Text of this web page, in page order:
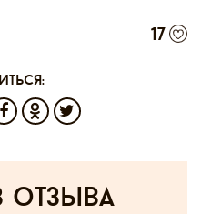
17
отзыва